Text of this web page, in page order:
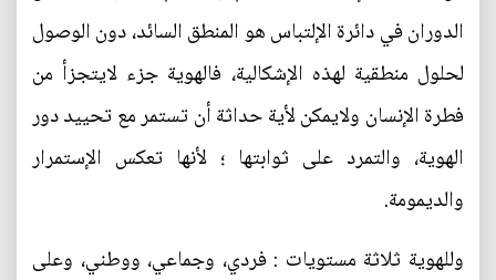
الدوران في دائرة الإلتباس هو المنطق السائد، دون الوصول
لحلول منطقية لهذه الإشكالية، فالهوية جزء لايتجزأ من
فطرة الإنسان ولايمكن لأية حداثة أن تستمر مع تحييد دور
الهوية، والتمرد على ثوابتها ؛ لأنها تعكس الإستمرار
والديمومة.
وللهوية ثلاثة مستويات : فردي، وجماعي، ووطني، وعلى